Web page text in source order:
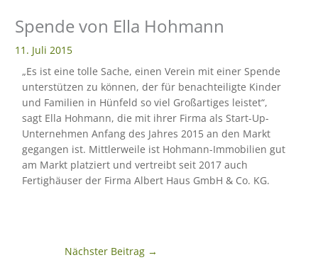
Spende von Ella Hohmann
11. Juli 2015
„Es ist eine tolle Sache, einen Verein mit einer Spende
unterstützen zu können, der für benachteiligte Kinder
und Familien in Hünfeld so viel Großartiges leistet“,
sagt Ella Hohmann, die mit ihrer Firma als Start-Up-
Unternehmen Anfang des Jahres 2015 an den Markt
gegangen ist. Mittlerweile ist Hohmann-Immobilien gut
am Markt platziert und vertreibt seit 2017 auch
Fertighäuser der Firma Albert Haus GmbH & Co. KG.
Nächster Beitrag →